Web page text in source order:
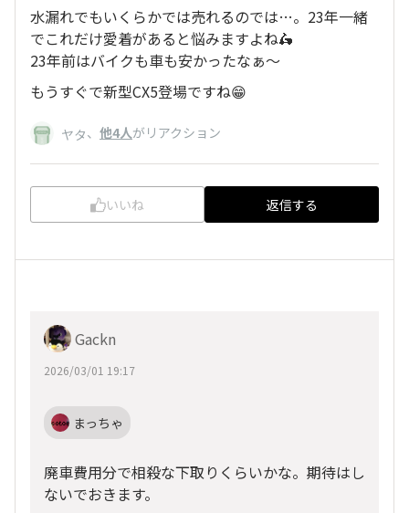
水漏れでもいくらかでは売れるのでは…。23年一緒
でこれだけ愛着があると悩みますよね🛵
23年前はバイクも車も安かったなぁ〜
もうすぐで新型CX5登場ですね😁
ヤタ、 他4人がリアクション
いいね 返信する
Gackn
2026/03/01 19:17
まっちゃ
廃車費用分で相殺な下取りくらいかな。期待はし
ないでおきます。